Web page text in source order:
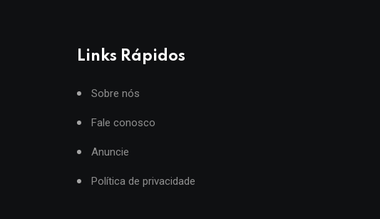
Links Rápidos
Sobre nós
Fale conosco
Anuncie
Política de privacidade